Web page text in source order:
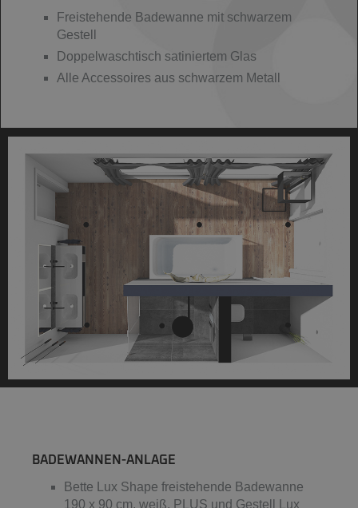
Freistehende Badewanne mit schwarzem
Gestell
Doppelwaschtisch satiniertem Glas
Alle Accessoires aus schwarzem Metall
BADEWANNEN-ANLAGE
Bette Lux Shape freistehende Badewanne
190 x 90 cm, weiß, PLUS und Gestell Lux